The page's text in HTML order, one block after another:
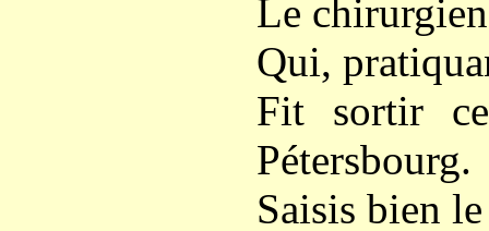
Le
Qui,
Fit sortir
Pétersbourg.
Saisis bien